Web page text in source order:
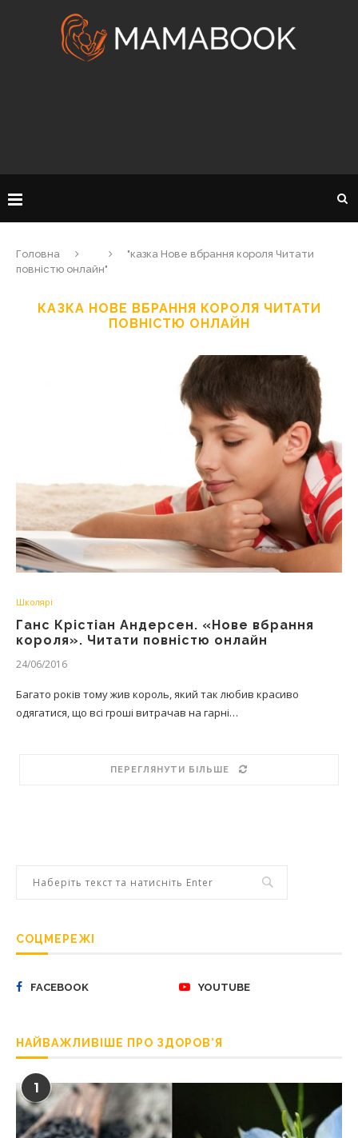
Головна
"казка Нове вбрання короля Читати
повністю онлайн"
КАЗКА НОВЕ ВБРАННЯ КОРОЛЯ ЧИТАТИ
ПОВНІСТЮ ОНЛАЙН
Школярі
Ганс Крістіан Андерсен. «Нове вбрання
короля». Читати повністю онлайн
24/06/2016
Багато років тому жив король, який так любив красиво
одягатися, що всі гроші витрачав на гарні…
ПЕРЕГЛЯНУТИ БІЛЬШЕ
СОЦМЕРЕЖІ
FACEBOOK YOUTUBE
НАЙВАЖЛИВІШЕ ПРО ЗДОРОВ’Я
1